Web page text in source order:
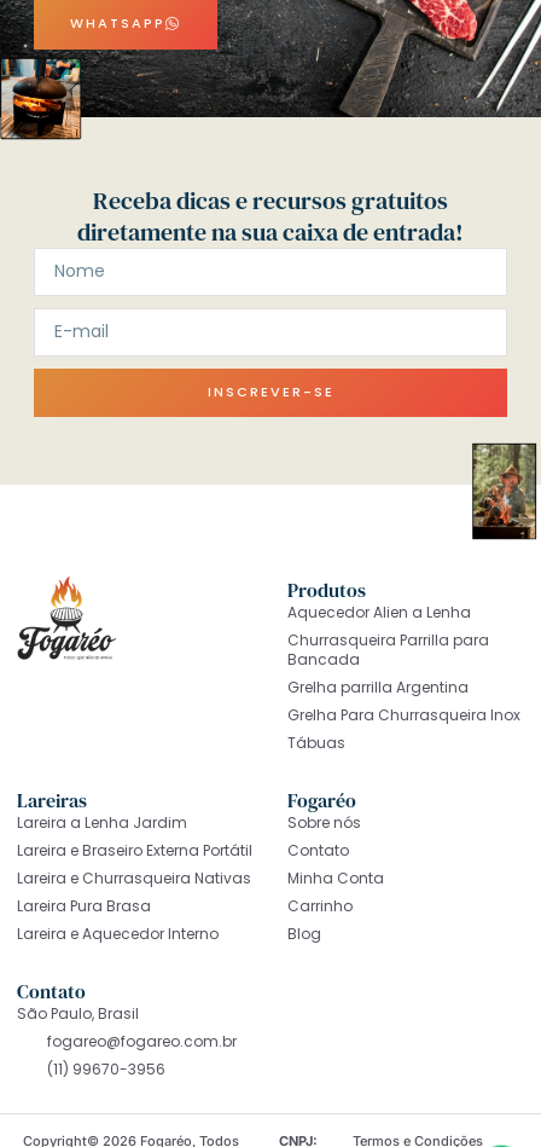
WHATSAPP
Receba dicas e recursos gratuitos
diretamente na sua caixa de entrada!
INSCREVER-SE
Produtos
Aquecedor Alien a Lenha
Churrasqueira Parrilla para
Bancada
Grelha parrilla Argentina
Grelha Para Churrasqueira Inox
Tábuas
Lareiras
Lareira a Lenha Jardim
Lareira e Braseiro Externa Portátil
Lareira e Churrasqueira Nativas
Lareira Pura Brasa
Lareira e Aquecedor Interno
Fogaréo
Sobre nós
Contato
Minha Conta
Carrinho
Blog
Contato
São Paulo, Brasil
fogareo@fogareo.com.br
(11) 99670-3956
Copyright© 2026 Fogaréo, Todos CNPJ: Termos e Condições